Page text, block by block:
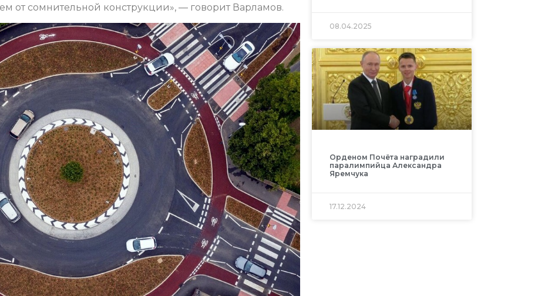
от сомнительной конструкции», — говорит Варламов.
08.04.2025
Орденом Почёта наградили
паралимпийца Александра
Яремчука
17.12.2024